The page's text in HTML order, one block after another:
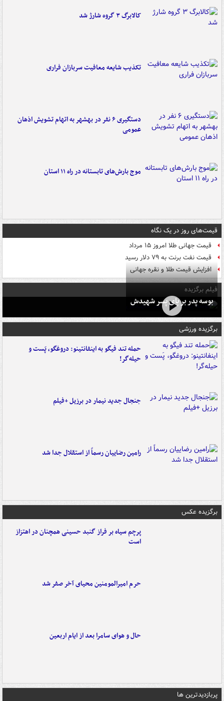
کالابرگ ۳ گروه شارژ شد
تکذیب شایعه معافیت سربازان فراری
دستگیری ۶ نفر در بهشهر به اتهام تشویش اذهان
عمومی
موج بارش‌های تابستانه در راه ۱۱ استان
قیمت‌های روز در یک نگاه
قیمت جهانی طلا امروز ۱۵ مرداد
قیمت نفت برنت به ۷۹ دلار رسید
افزایش قیمت طلا و نقره جهانی
فیلم برگزیده
بوسه‌ پدر بر پای پسر شهیدش
برگزیده ورزشی
حمله تند فیگو به اینفانتینو: دروغگو، پَست‌ و
حیله‌گر!
جنجال جدید نیمار در برزیل +فیلم
رامین رضاییان رسماً از استقلال جدا شد
برگزیده عکس
پرچم سیاه بر فراز گنبد حسینی همچنان در اهتزاز
است
حرم امیرالمومنین محیای آخر صفر شد
حال و هوای سامرا بعد از ایام اربعین
پربازدیدترین ها